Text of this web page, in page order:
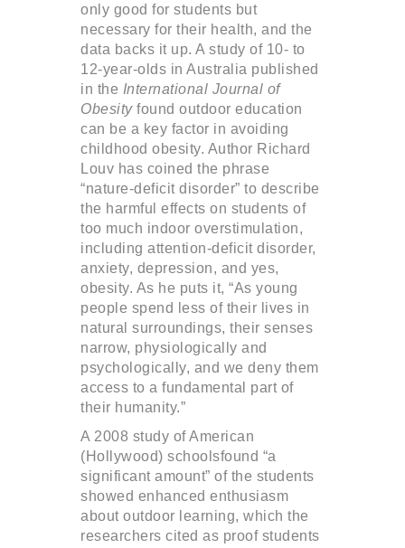
only good for students but
necessary for their health, and the
data backs it up. A study of 10- to
12-year-olds in Australia published
in the International Journal of
Obesity found outdoor education
can be a key factor in avoiding
childhood obesity. Author Richard
Louv has coined the phrase
“nature-deficit disorder” to describe
the harmful effects on students of
too much indoor overstimulation,
including attention-deficit disorder,
anxiety, depression, and yes,
obesity. As he puts it, “As young
people spend less of their lives in
natural surroundings, their senses
narrow, physiologically and
psychologically, and we deny them
access to a fundamental part of
their humanity.”
A 2008 study of American
(Hollywood) schoolsfound “a
significant amount” of the students
showed enhanced enthusiasm
about outdoor learning, which the
researchers cited as proof students